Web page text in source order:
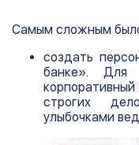
Самым сложным
создать
банке». Для
строгих
улыбочками